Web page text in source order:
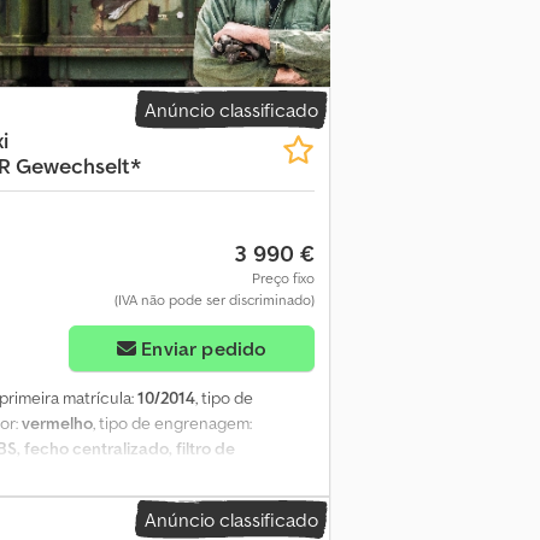
Anúncio classificado
Gewechselt*
3 990 €
Preço fixo
(IVA não pode ser discriminado)
Enviar pedido
matrícula:10/2014, tipo de
vermelho , tipo de engrenagem:
fecho centralizado, filtro de
* Troca da correia dentada aos
pacote fumador, banco dianteiro
airbag do motorista, espelhos
Anúncio classificado